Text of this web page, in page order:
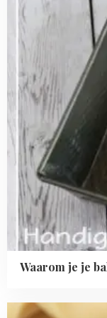
Waarom je je
altijd
moet
vetten
Read